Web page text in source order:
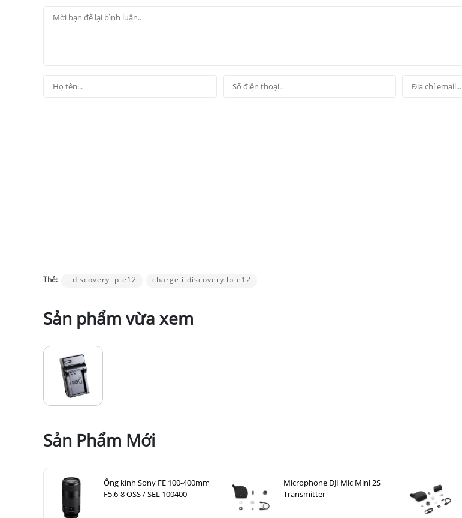
Thẻ: i-discovery lp-e12 charge i-discovery lp-e12
Sản phẩm vừa xem
Sản Phẩm Mới
Ống kính Sony FE 100-400mm
F5.6-8 OSS / SEL 100400
Microphone DJI Mic Mini 2S
Transmitter